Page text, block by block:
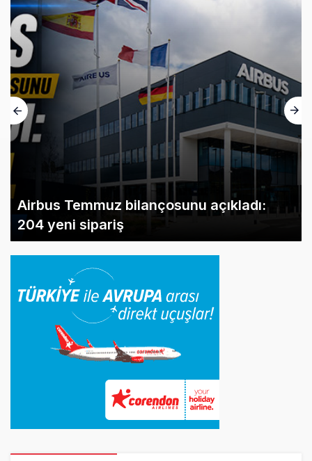
Airbus Temmuz bilançosunu açıkladı:
204 yeni sipariş